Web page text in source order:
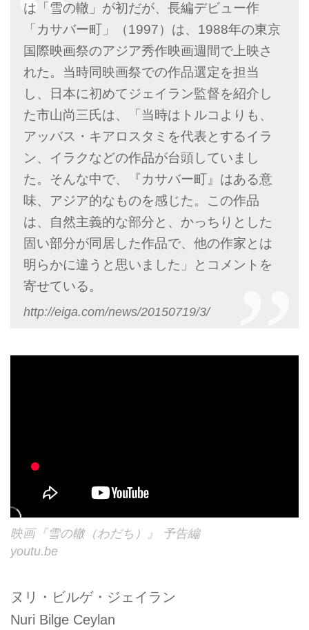
は「雪の轍」が初だが、長編デビュー作
「カサバー町」（1997）は、1988年の東京
国際映画祭のアジア秀作映画週間で上映さ
れた。当時同映画祭での作品選定を担当
し、日本に初めてジェイラン監督を紹介し
た市山尚三氏は、「当時はトルコよりも、
アッバス・キアロスタミを代表とするイラ
ン、イラクなどの作品が台頭していまし
た。そんな中で、『カサバー町』はある意
味、アジア的なものを感じた。この作品
は、自然主義的な部分と、かっちりとした
固い部分が同居した作品で、他の作家とは
明らかに違うと思いました」とコメントを
寄せている。
http://eiga.com/news/20150719/3/
映画『雪の轍（わだち）』 予告編
youtu.be
ヌリ・ビルゲ・ジェイラン
Nuri Bilge Ceylan